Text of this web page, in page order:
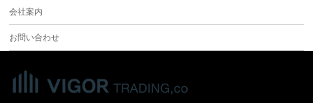
会社案内
お問い合わせ